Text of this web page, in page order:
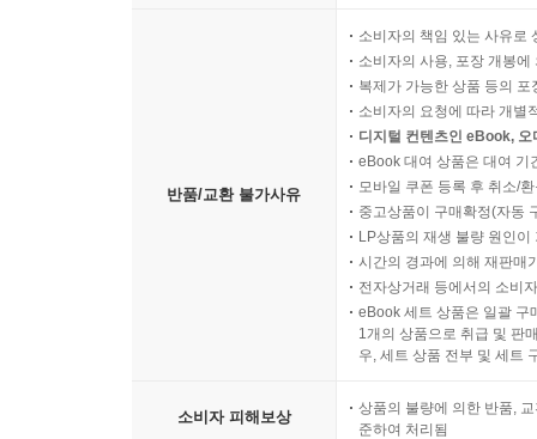
뭉게구름 245 끝없는 길 246 거울아 거울아 247
목이 아닌 마음이 쉬었어요 248 간접 남 250
감성 터지는 날씨 251 공평한 듯 공평하지 않은 252
벽에 기댄 우산과 나 253 석양의 뒷걸음 254
바스락 바스락 255 벽 넘어 장벽 256
한결 두결 257 들 산에 산들산들 258
엇갈린 두 새 259 희미해진 잃어버림 260
리드란 261 울창한 숲의 비밀 262
양보란 263 붕어빵 한 마리 264 마음 이식 265
꽁꽁 편지 266 나무 걸이에 걸린 달 267
땅에 녹아서야 깨닫는 하늘 고드름 268
비효율적 아름다움 270 작은 먼지 271
반품/교환 불가사유
소비자의 책임 있는 사유로
소비자의 사용, 포장 개봉
복제가 가능한 상품 등의
소비자의 요청에 따라 개별
디지털 컨텐츠인 eBook,
eBook 대여 상품은 대여 기
모바일 쿠폰 등록 후 취소/
중고상품이 구매확정(자동
LP상품의 재생 불량 원인
시간의 경과에 의해 재판매
전자상거래 등에서의 소비
eBook 세트 상품은 일괄 구
1개의 상품으로 취급 및 판
우, 세트 상품 전부 및 세트
소비자 피해보상
상품의 불량에 의한 반품,
준하여 처리됨